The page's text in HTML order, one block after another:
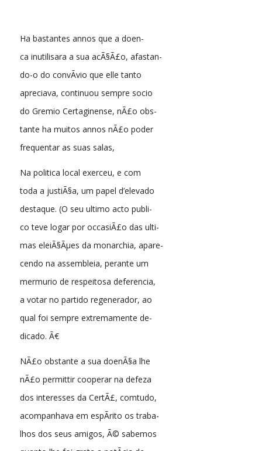
Ha bastantes annos que a doen-
ca inutilisara a sua acÃ§Ã£o, afastan-
do-o do convÃ­vio que elle tanto
apreciava, continuou sempre socio
do Gremio Certaginense, nÃ£o obs-
tante ha muitos annos nÃ£o poder
frequentar as suas salas,
Na politica local exerceu, e com
toda a justiÃ§a, um papel d’elevado
destaque. (O seu ultimo acto publi-
co teve logar por occasiÃ£o das ulti-
mas eleiÃ§Ãµes da monarchia, apare-
cendo na assembleia, perante um
mermurio de respeitosa deferencia,
a votar no partido regenerador, ao
qual foi sempre extremamente de-
dicado. Ã€
NÃ£o obstante a sua doenÃ§a lhe
nÃ£o permittir cooperar na defeza
dos interesses da CertÃ£, comtudo,
acompanhava em espÃ­rito os traba-
lhos dos seus amigos, Ã© sabemos